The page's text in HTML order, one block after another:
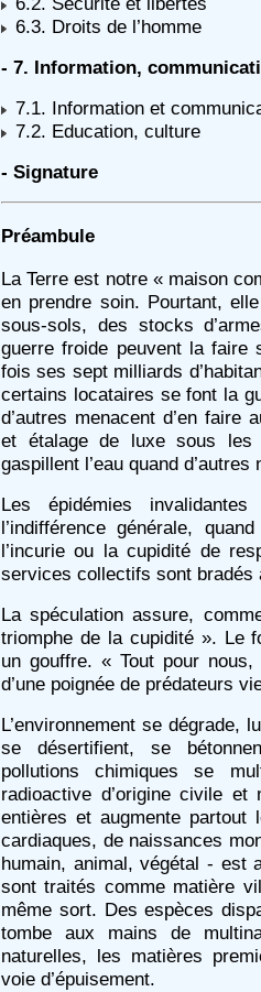
6.3. Droits de l’homme
- 7. Information,
7.1. Information et
7.2. Education, culture
- Signature
Préambule
La Terre est notre « maison
en prendre soin. Pourtant,
sous-sols, des stocks
guerre froide peuvent la faire
fois ses sept milliards
certains locataires se font la
d’autres menacent d’en faire
et étalage de luxe sous les
gaspillent l’eau quand
Les épidémies
l’indifférence générale,
l’incurie ou la cupidité de
services collectifs sont bradés
La spéculation assure,
triomphe de la cupidité ». Le
un gouffre. « Tout pour
d’une poignée de prédateurs
L’environnement se dégrade,
se désertifient, se
pollutions chimiques se
radioactive d’origine civile
entières et augmente
cardiaques, de naissances
humain, animal, végétal - est
sont traités comme matière
même sort. Des espèces
tombe aux mains de
naturelles, les matières
voie d’épuisement.